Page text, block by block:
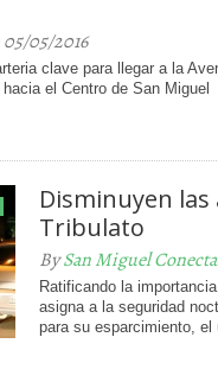
05/2016
clave para llegar a la
el Centro de San Miguel
Disminuyen
Tribulato
BySan Miguel
Ratificando la
asigna a la seguridad
para su esparcimiento, el